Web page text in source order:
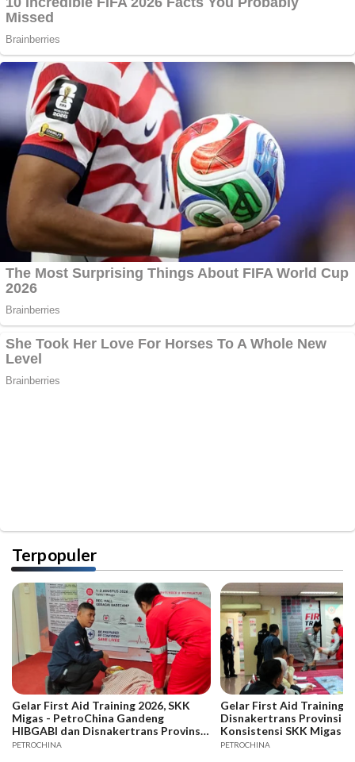
Terpopuler
Gelar First Aid Training 2026, SKK
Migas - PetroChina Gandeng
HIBGABI dan Disnakertrans Provinsi
Jambi
PETROCHINA
Gelar First Aid Training
Disnakertrans Provinsi
Konsistensi SKK Migas -
PETROCHINA